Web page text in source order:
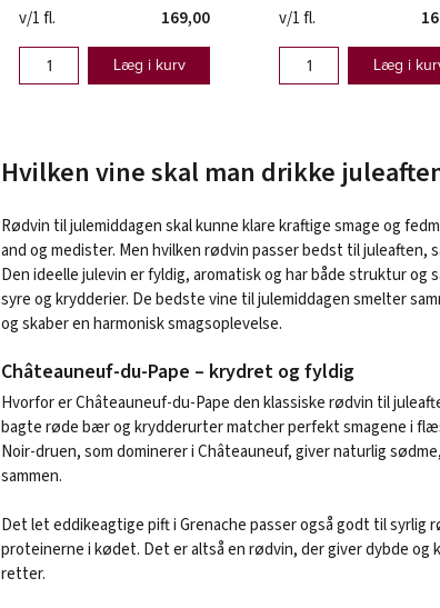
v/1 fl.
169,00
Læg i kurv
v/1 fl.
Læg i
Hvilken vine skal man drikke
Rødvin til julemiddagen skal kunne klare kraftige smage og
and og medister. Men hvilken rødvin passer bedst til juleaften,
Den ideelle julevin er fyldig, aromatisk og har både struktur og
syre og krydderier. De bedste vine til julemiddagen smelter
og skaber en harmonisk smagsoplevelse.
Châteauneuf-du-Pape – krydret og fyldig
Hvorfor er Châteauneuf-du-Pape den klassiske rødvin til
bagte røde bær og krydderurter matcher perfekt smagene i
Noir-druen, som dominerer i Châteauneuf, giver naturlig
sammen.
Det let eddikeagtige pift i Grenache passer også godt til syrlig
proteinerne i kødet. Det er altså en rødvin, der giver dybde
retter.